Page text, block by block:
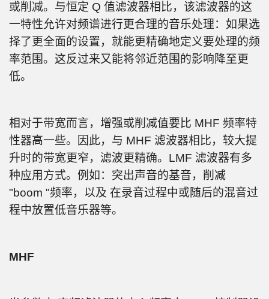
或削减。与恒定 Q 值滤波器相比，该滤波器的这
一特性允许对频谱进行更合理的音乐处理：如果选
择了更全面的设置，就能更精确地定义要处理的频
率范围。这反过来又能将邻近范围的影响降至更
低。
相对于带宽而言，增强或削减值要比 MHF 频率特
性器高一些。因此，与 MHF 滤波器相比，较大提
升时的带宽更窄，滤波更精确。LMF 滤波器有多
种应用方式。例如：突出声音的基音，削减
"boom "频率，以及 在录音过程中或随后的混音过
程中放置低音乐器等。
MHF